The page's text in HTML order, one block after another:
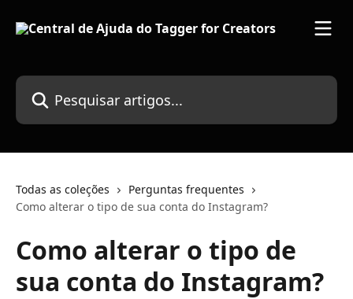
Pesquisar artigos...
Todas as coleções
Perguntas frequentes
Como alterar o tipo de sua conta do Instagram?
Como alterar o tipo de
sua conta do Instagram?